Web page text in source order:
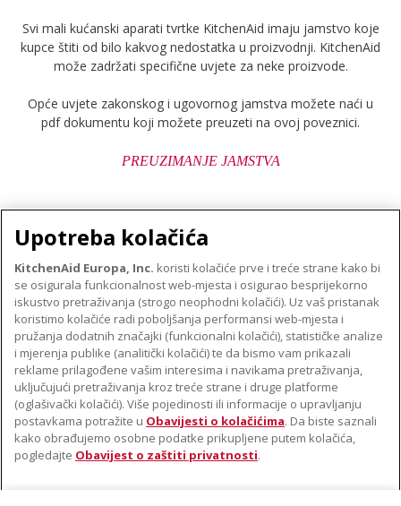
Svi mali kućanski aparati tvrtke KitchenAid imaju jamstvo koje
kupce štiti od bilo kakvog nedostatka u proizvodnji. KitchenAid
može zadržati specifične uvjete za neke proizvode.
Opće uvjete zakonskog i ugovornog jamstva možete naći u
pdf dokumentu koji možete preuzeti na ovoj poveznici.
PREUZIMANJE JAMSTVA
O TVRTKI KITCHENAID
Robna marka
Povijest
ODR
PODRŠKA
Pronađi trgovinu
Jamstvo i dokumenti
PRATITE NAS
Upotreba kolačića
KitchenAid Europa, Inc. koristi kolačiće prve i treće strane kako bi
se osigurala funkcionalnost web-mjesta i osigurao besprijekorno
iskustvo pretraživanja (strogo neophodni kolačići). Uz vaš pristanak
koristimo kolačiće radi poboljšanja performansi web-mjesta i
pružanja dodatnih značajki (funkcionalni kolačići), statističke analize
i mjerenja publike (analitički kolačići) te da bismo vam prikazali
reklame prilagođene vašim interesima i navikama pretraživanja,
uključujući pretraživanja kroz treće strane i druge platforme
(oglašivački kolačići). Više pojedinosti ili informacije o upravljanju
postavkama potražite u Obavijesti o kolačićima. Da biste saznali
kako obrađujemo osobne podatke prikupljene putem kolačića,
pogledajte Obavijest o zaštiti privatnosti.